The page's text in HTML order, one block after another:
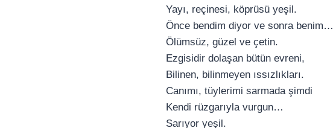
Yayı, reçinesi, köprüsü yeşil.
Önce bendim diyor ve sonra benim…
Ölümsüz, güzel ve çetin.
Ezgisidir dolaşan bütün evreni,
Bilinen, bilinmeyen ıssızlıkları.
Canımı, tüylerimi sarmada şimdi
Kendi rüzgarıyla vurgun…
Sarıyor yeşil.